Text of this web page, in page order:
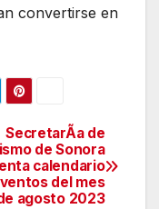
convertirse en
SecretarÃa de
de Sonora
calendario
del mes
agosto 2023